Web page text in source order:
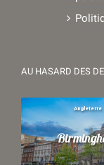
AU HASARD DES
Angleterre